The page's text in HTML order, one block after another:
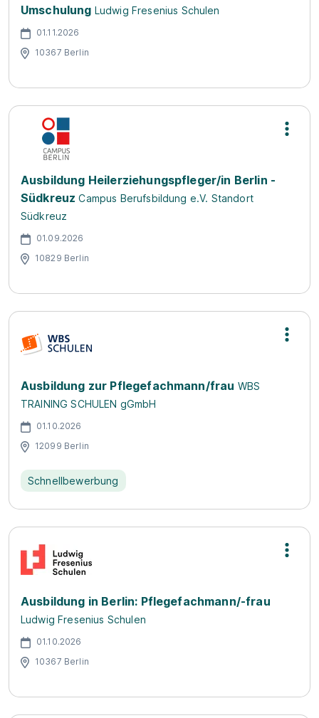
Umschulung Ludwig Fresenius Schulen
01.11.2026
10367 Berlin
Ausbildung Heilerziehungspfleger/in Berlin -
Südkreuz Campus Berufsbildung e.V. Standort
Südkreuz
01.09.2026
10829 Berlin
Ausbildung zur Pflegefachmann/frau WBS
TRAINING SCHULEN gGmbH
01.10.2026
12099 Berlin
Schnellbewerbung
Ausbildung in Berlin: Pflegefachmann/-frau
Ludwig Fresenius Schulen
01.10.2026
10367 Berlin